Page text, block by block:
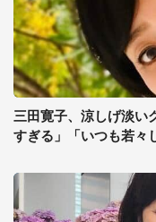
三田寛子、涼しげ淡い
すぎる」「いつも若々